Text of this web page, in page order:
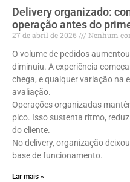
Delivery organizado:
operação antes do
27 de abril de 2026
Nenhum
O volume de pedidos
diminuiu. A experiência
chega, e qualquer variação na
avaliação.
Operações organizadas
pico. Isso sustenta ritmo,
do cliente.
No delivery, organização
base de funcionamento.
Lar mais »